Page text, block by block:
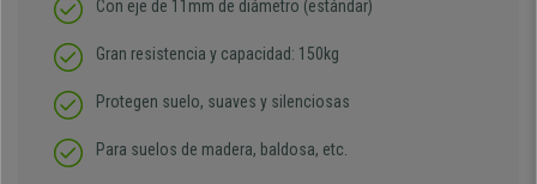
Con eje de 11mm de diámetro (estándar)
Gran resistencia y capacidad: 150kg
Protegen suelo, suaves y silenciosas
Para suelos de madera, baldosa, etc.